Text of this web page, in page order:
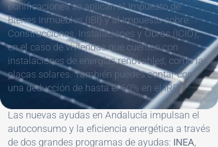
bonificaciones se aplican al Impuesto de
Bienes Inmuebles (IBI) y al Impuesto sobre
Construcciones, Instalaciones y Obras (ICIO),
en el caso de viviendas que cuenten con
instalaciones de energías renovables, como las
placas solares. También puedes contar con
una deducción de hasta el 60% en el IRPF.
Las nuevas ayudas en Andalucía impulsan el
autoconsumo y la eficiencia energética a través
de dos grandes programas de ayudas: INEA,